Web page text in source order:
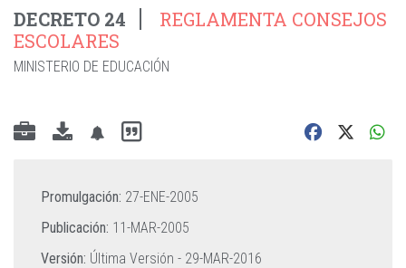
DECRETO 24
REGLAMENTA CONSEJOS
ESCOLARES
MINISTERIO DE EDUCACIÓN
Promulgación: 27-ENE-2005
Publicación: 11-MAR-2005
Versión: Última Versión - 29-MAR-2016